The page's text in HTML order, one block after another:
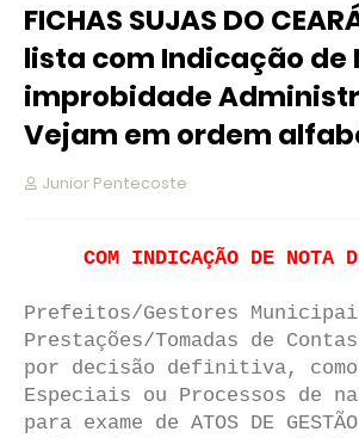
CRÍTICO
FICHAS SUJAS DO
lista com Indicação de
improbidade
Vejam em ordem
Junior Pentecoste
COM INDICAÇÃO DE NOTA
Prefeitos/Gestores
Prestações/Tomadas de
por decisão definitiva, como
Especiais ou Processos de
para exame de ATOS DE